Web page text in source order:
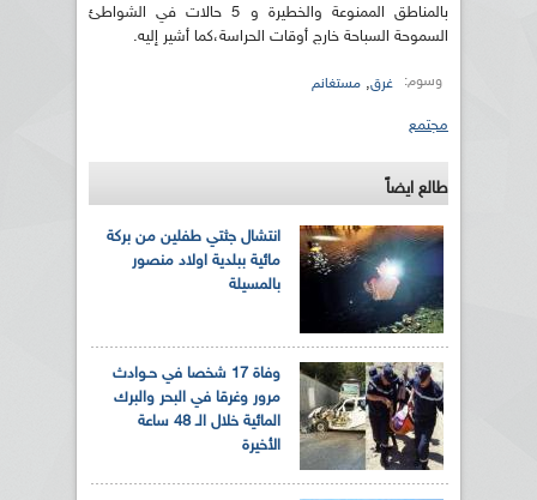
بالمناطق الممنوعة والخطيرة و 5 حالات في الشواطئ
السموحة السباحة خارج أوقات الحراسة،كما أشير إليه.
وسوم: غرق, مستغانم
مجتمع
طالع ايضاً
انتشال جثتي طفلين من بركة
مائية ببلدية اولاد منصور
بالمسيلة
وفاة 17 شخصا في حـوادث
مرور وغرقا في البحر والبرك
المائية خلال الـ 48 ساعة
الأخيرة